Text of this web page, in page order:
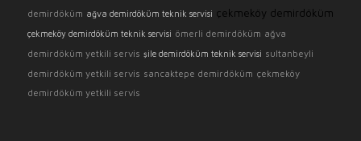
demirdöküm ağva demirdöküm teknik servisi çekmeköy demirdöküm
çekmeköy demirdöküm teknik servisi ömerli demirdöküm ağva
demirdöküm yetkili servis şile demirdöküm teknik servisi sultanbeyli
demirdöküm yetkili servis sancaktepe demirdöküm çekmeköy
demirdöküm yetkili servis